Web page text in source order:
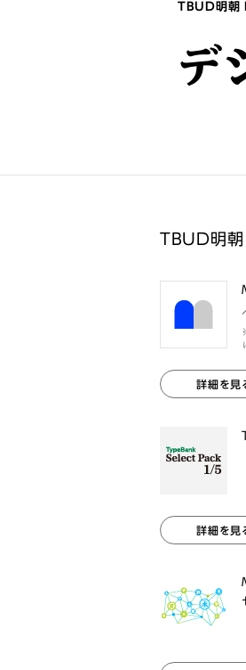
TBUD明朝
デ
TBUD明朝
詳細を見
詳細を見